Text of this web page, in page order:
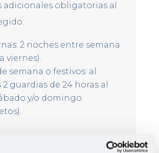
adicionales obligatorias al
2 noches entre semana
viernes).
semana o festivos: al
2 guardias de 24 horas al
y/o domingo